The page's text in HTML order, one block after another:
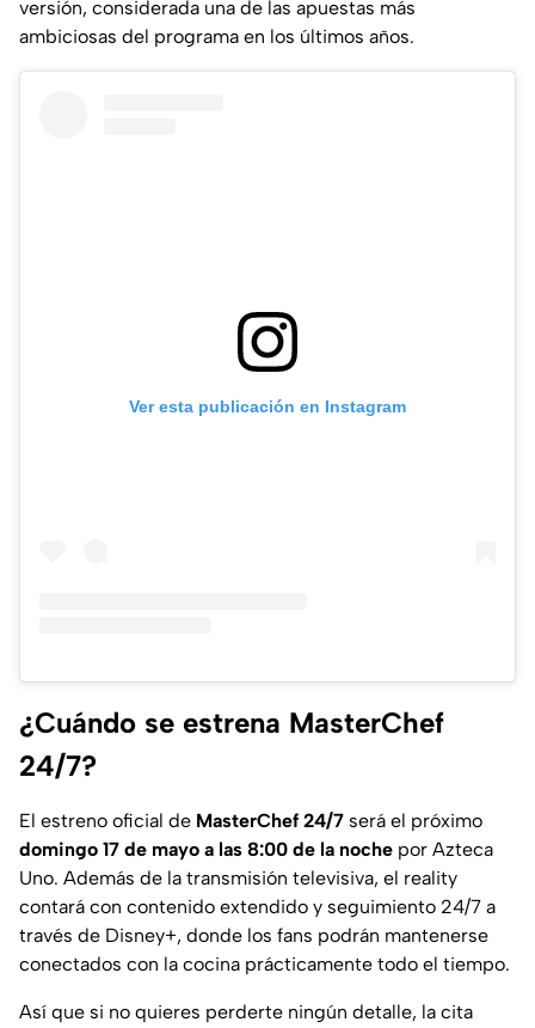
versión, considerada una de las apuestas más
ambiciosas del programa en los últimos años.
Ver esta publicación en Instagram
¿Cuándo se estrena MasterChef
24/7?
El estreno oficial de MasterChef 24/7 será el próximo
domingo 17 de mayo a las 8:00 de la noche por Azteca
Uno. Además de la transmisión televisiva, el reality
contará con contenido extendido y seguimiento 24/7 a
través de Disney+, donde los fans podrán mantenerse
conectados con la cocina prácticamente todo el tiempo.
Así que si no quieres perderte ningún detalle, la cita